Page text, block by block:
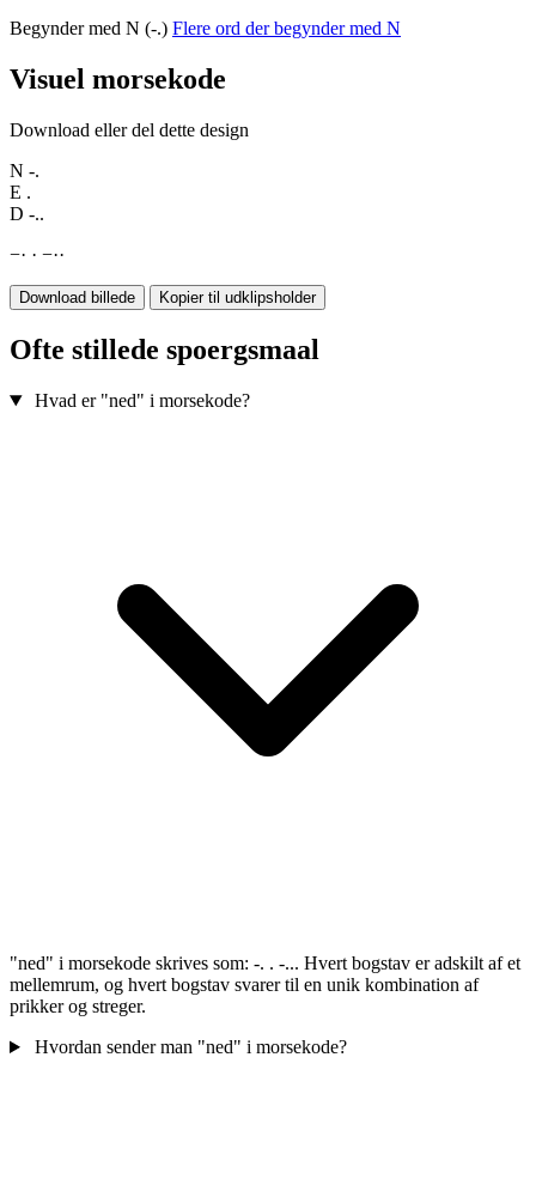
Begynder med N (-.) Flere ord der begynder med N
Visuel morsekode
Download eller del dette design
N -.
E .
D -..
−· · −··
Download billede Kopier til udklipsholder
Ofte stillede spoergsmaal
Hvad er "ned" i morsekode?
"ned" i morsekode skrives som: -. . -... Hvert bogstav er adskilt af et
mellemrum, og hvert bogstav svarer til en unik kombination af
prikker og streger.
Hvordan sender man "ned" i morsekode?